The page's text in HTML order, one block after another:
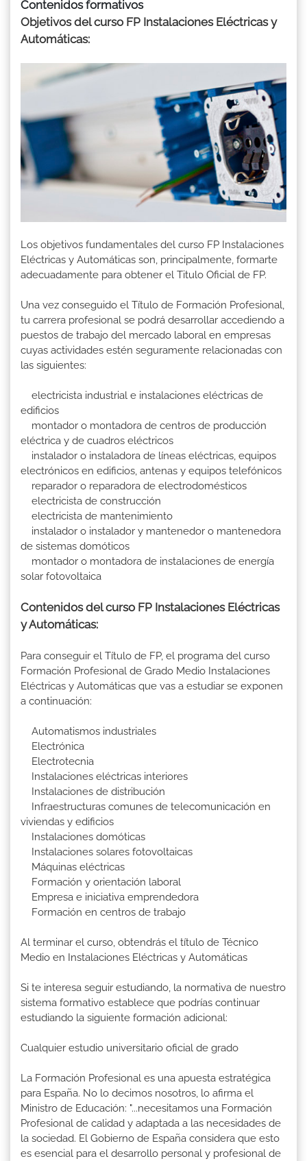
Contenidos formativos
Objetivos del curso FP Instalaciones Eléctricas y
Automáticas:
Los objetivos fundamentales del curso FP Instalaciones
Eléctricas y Automáticas son, principalmente, formarte
adecuadamente para obtener el Titulo Oficial de FP.
Una vez conseguido el Título de Formación Profesional,
tu carrera profesional se podrá desarrollar accediendo a
puestos de trabajo del mercado laboral en empresas
cuyas actividades estén seguramente relacionadas con
las siguientes:
electricista industrial e instalaciones eléctricas de
edificios
montador o montadora de centros de producción
eléctrica y de cuadros eléctricos
instalador o instaladora de líneas eléctricas, equipos
electrónicos en edificios, antenas y equipos telefónicos
reparador o reparadora de electrodomésticos
electricista de construcción
electricista de mantenimiento
instalador o instalador y mantenedor o mantenedora
de sistemas domóticos
montador o montadora de instalaciones de energía
solar fotovoltaica
Contenidos del curso FP Instalaciones Eléctricas
y Automáticas:
Para conseguir el Título de FP, el programa del curso
Formación Profesional de Grado Medio Instalaciones
Eléctricas y Automáticas que vas a estudiar se exponen
a continuación:
Automatismos industriales
Electrónica
Electrotecnia
Instalaciones eléctricas interiores
Instalaciones de distribución
Infraestructuras comunes de telecomunicación en
viviendas y edificios
Instalaciones domóticas
Instalaciones solares fotovoltaicas
Máquinas eléctricas
Formación y orientación laboral
Empresa e iniciativa emprendedora
Formación en centros de trabajo
Al terminar el curso, obtendrás el título de Técnico
Medio en Instalaciones Eléctricas y Automáticas
Si te interesa seguir estudiando, la normativa de nuestro
sistema formativo establece que podrías continuar
estudiando la siguiente formación adicional:
Cualquier estudio universitario oficial de grado
La Formación Profesional es una apuesta estratégica
para España. No lo decimos nosotros, lo afirma el
Ministro de Educación: "...necesitamos una Formación
Profesional de calidad y adaptada a las necesidades de
la sociedad. El Gobierno de España considera que esto
es esencial para el desarrollo personal y profesional de